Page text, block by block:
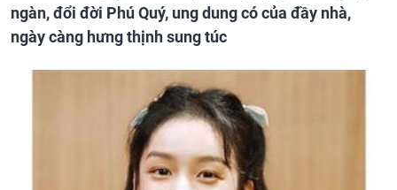
ngàn, đổi đời Phú Quý, ung dung có của đầy nhà,
ngày càng hưng thịnh sung túc